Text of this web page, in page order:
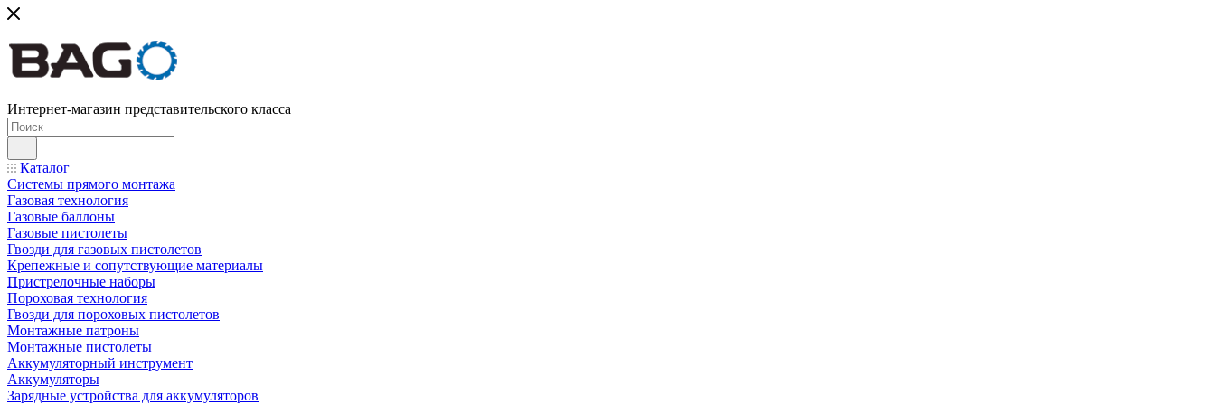
Интернет-магазин представительского класса
Каталог
Системы прямого монтажа
Газовая технология
Газовые баллоны
Газовые пистолеты
Гвозди для газовых пистолетов
Крепежные и сопутствующие материалы
Пристрелочные наборы
Пороховая технология
Гвозди для пороховых пистолетов
Монтажные патроны
Монтажные пистолеты
Аккумуляторный инструмент
Аккумуляторы
Зарядные устройства для аккумуляторов